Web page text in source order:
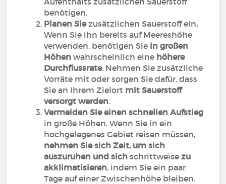
benötigen.
Planen Siezusätzlichen Sauerstoff ein.
Wenn Sie ihn bereits auf Meereshöhe
verwenden, benötigen Sie in großen
Höhen wahrscheinlich eine höhere
Durchflussrate. Nehmen Sie zusätzliche
Vorräte mit oder sorgen Sie dafür, dass
Sie an Ihrem Zielort mit Sauerstoff
versorgt werden.
Vermeiden Sie einen schnellen Aufstieg
in große Höhen. Wenn Sie in ein
hochgelegenes Gebiet reisen müssen,
nehmen Sie sich Zeit, um sich
auszuruhen und sich schrittweisezu
akklimatisieren, indem Sie ein paar
Tage auf einer Zwischenhöhe bleiben.